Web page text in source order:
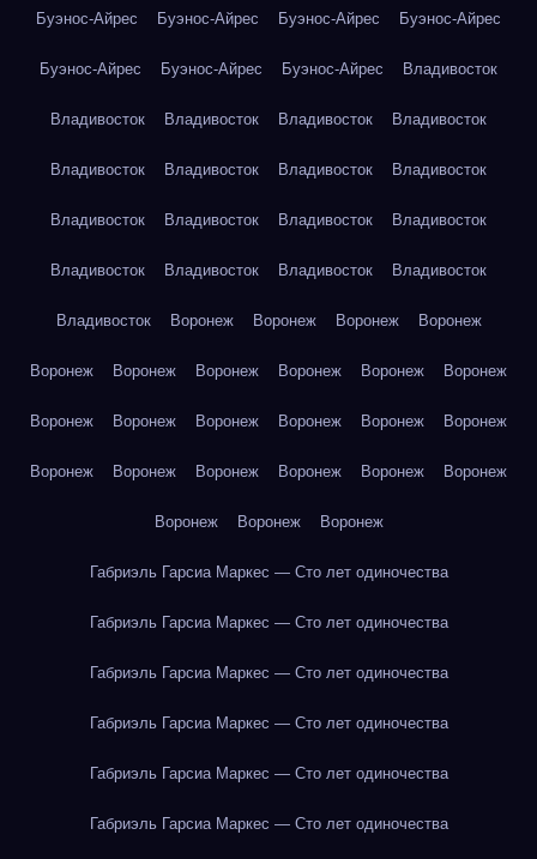
Буэнос-Айрес Буэнос-Айрес Буэнос-Айрес Буэнос-Айрес
Буэнос-Айрес Буэнос-Айрес Буэнос-Айрес Владивосток
Владивосток Владивосток Владивосток Владивосток
Владивосток Владивосток Владивосток Владивосток
Владивосток Владивосток Владивосток Владивосток
Владивосток Владивосток Владивосток Владивосток
Владивосток Воронеж Воронеж Воронеж Воронеж
Воронеж Воронеж Воронеж Воронеж Воронеж Воронеж
Воронеж Воронеж Воронеж Воронеж Воронеж Воронеж
Воронеж Воронеж Воронеж Воронеж Воронеж Воронеж
Воронеж Воронеж Воронеж
Габриэль Гарсиа Маркес — Сто лет одиночества
Габриэль Гарсиа Маркес — Сто лет одиночества
Габриэль Гарсиа Маркес — Сто лет одиночества
Габриэль Гарсиа Маркес — Сто лет одиночества
Габриэль Гарсиа Маркес — Сто лет одиночества
Габриэль Гарсиа Маркес — Сто лет одиночества